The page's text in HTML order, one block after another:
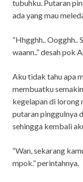
tubuhku. Putaran
ada yang mau
“Hhgghh.. Oogghh..
waann..” desah pok
Aku tidak tahu apa
membuatku
kegelapan di lorong
putaran pinggulnya
sehingga kembali
“Wan, sekarang
mpok.” perintahnya.